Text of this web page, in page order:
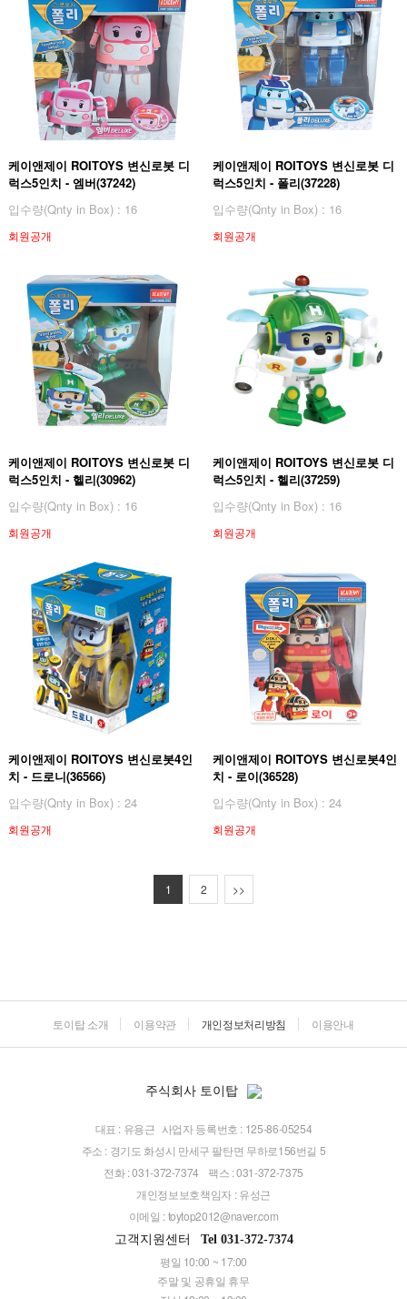
케이앤제이 ROITOYS 변신로봇 디
럭스5인치 - 엠버(37242)
입수량(Qnty in Box) : 16
회원공개
케이앤제이 ROITOYS 변신로봇 디
럭스5인치 - 폴리(37228)
입수량(Qnty in Box) : 16
회원공개
케이앤제이 ROITOYS 변신로봇 디
럭스5인치 - 헬리(30962)
입수량(Qnty in Box) : 16
회원공개
케이앤제이 ROITOYS 변신로봇 디
럭스5인치 - 헬리(37259)
입수량(Qnty in Box) : 16
회원공개
케이앤제이 ROITOYS 변신로봇4인
치 - 드로니(36566)
입수량(Qnty in Box) : 24
회원공개
케이앤제이 ROITOYS 변신로봇4인
치 - 로이(36528)
입수량(Qnty in Box) : 24
회원공개
1 2 >>
토이탑 소개 이용약관 개인정보처리방침 이용안내
주식회사 토이탑
대표 : 유용근 사업자 등록번호 : 125-86-05254
주소 : 경기도 화성시 만세구 팔탄면 무하로156번길 5
전화 : 031-372-7374
팩스 : 031-372-7375
개인정보보호책임자 : 유성근
이메일 :toytop2012@naver.com
고객지원센터 Tel 031-372-7374
평일 10:00 ~ 17:00
주말 및 공휴일 휴무